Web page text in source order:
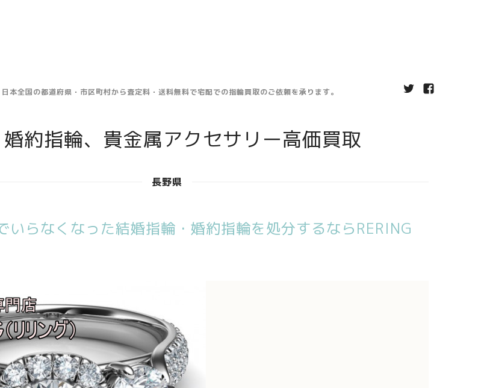
全国の都道府県・市区町村から査定料・送料無料で宅配での指輪買取のご依頼を承ります。
約指輪、貴金属アクセサリー高価買取
長野県
いらなくなった結婚指輪・婚約指輪を処分するならRERING